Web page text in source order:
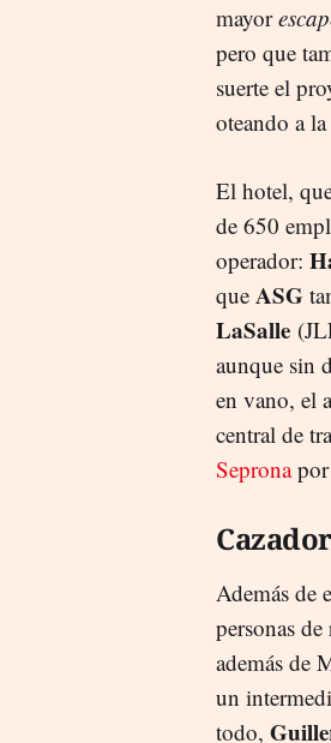
mayor
pero que
suerte el
oteando a
El hotel,
de 650
operador:
que ASG
LaSalle
aunque sin
en vano, el
central de
Sepronapor
Además de
personas
además de
un
todo,